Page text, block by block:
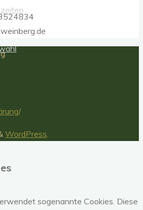
/
WordPress.
sogenannte Cookies. Diese